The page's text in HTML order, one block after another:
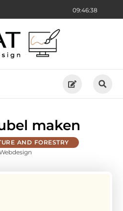
09:46:39
maken
AND FORESTRY